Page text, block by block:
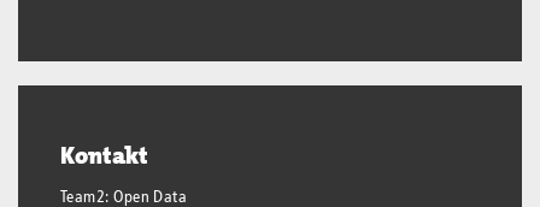
Kontakt
Team2: Open Data